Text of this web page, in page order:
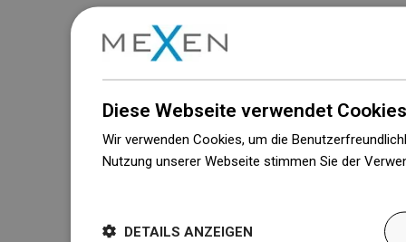
Diese Webseite verwendet
Wir verwenden Cookies, um die
Nutzung unserer Webseite stimmen Sie der
DETAILS ANZEIGEN